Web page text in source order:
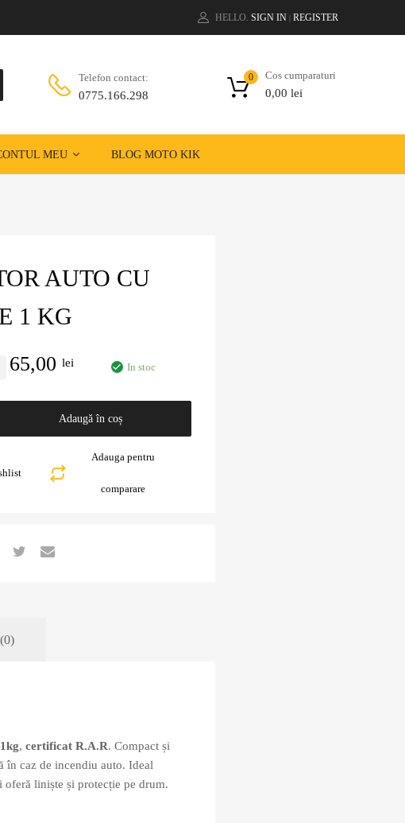
HELLO. SIGN IN | REGISTER
Telefon contact:
0775.166.298
Cos cumparaturi
0,00 lei
0
MEU BLOG MOTO KIK
AUTO CU
1 KG
65,00 lei In stoc
Adaugă în coș
Adauga pentru
comparare
, certificat R.A.R. Compact și
în caz de incendiu auto. Ideal
oferă liniște și protecție pe drum.